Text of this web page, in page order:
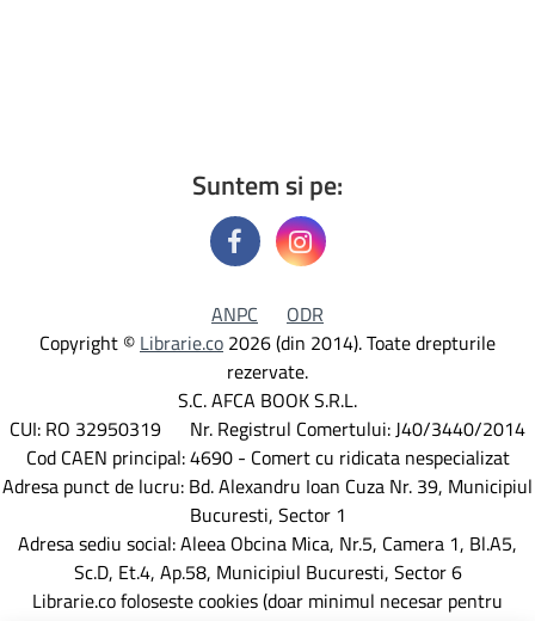
Suntem si pe:
ANPC
ODR
Copyright © Librarie.co 2026 (din 2014). Toate drepturile
rezervate.
S.C. AFCA BOOK S.R.L.
CUI: RO 32950319 Nr. Registrul Comertului: J40/3440/2014
Cod CAEN principal: 4690 - Comert cu ridicata nespecializat
Adresa punct de lucru: Bd. Alexandru Ioan Cuza Nr. 39, Municipiul
Bucuresti, Sector 1
Adresa sediu social: Aleea Obcina Mica, Nr.5, Camera 1, Bl.A5,
Sc.D, Et.4, Ap.58, Municipiul Bucuresti, Sector 6
Librarie.co foloseste cookies (doar minimul necesar pentru